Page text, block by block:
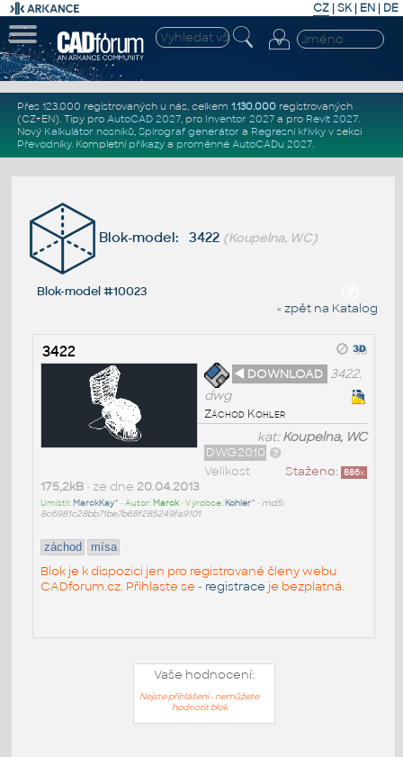
CZ | SK| EN | DE
Přes 123.000 registrovaných u nás, celkem 1.130.000registrovaných
(CZ+EN). Tipy pro AutoCAD 2027, pro Inventor 2027a pro Revit 2027.
Nový Kalkulátor nosníků, Spirograf generátor a Regresní křivkyv sekci
Převodníky. Kompletní příkazya proměnné AutoCADu 2027.
Blok-model: 3422 (Koupelna, WC)
Blok-model #10023
« zpět na Katalog
3422
◄ DOWNLOAD 3422.
dwg
Záchod Kohler
kat:Koupelna, WC
DWG2010
Staženo: 886x
Velikost
175,2kB• ze dne 20.04.2013
Umístil: MarckKay^ • Autor: Marck• Výrobce: Kohler^ • md5:
8c6981c28bb71be7b68f285249fa9101
záchod mísa
Blok je k dispozici jen pro registrované členy webu
CADforum.cz. Přihlaste se - registrace je bezplatná.
Vaše hodnocení:
Nejste přihlášeni - nemůžete
hodnotit blok